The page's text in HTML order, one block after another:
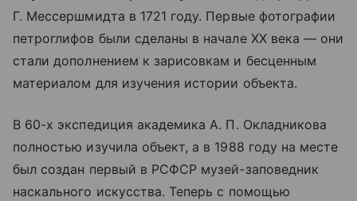
Г. Мессершмидта в 1721 году. Первые фотографии
петроглифов были сделаны в начале XX века — они
стали дополнением к зарисовкам и бесценным
материалом для изучения истории объекта.
В 60-х экспедиция академика А. П. Окладникова
полностью изучила объект, а в 1988 году на месте
был создан первый в РСФСР музей-заповедник
наскального искусства. Теперь с помощью